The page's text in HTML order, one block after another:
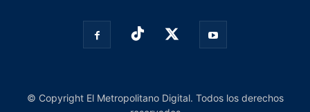
© Copyright El Metropolitano Digital. Todos los derechos